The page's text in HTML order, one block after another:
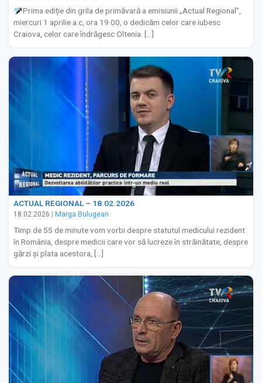
Prima ediție din grila de primăvară a emisiunii „Actual Regional”,
miercuri 1 aprilie a.c, ora 19.00, o dedicăm celor care iubesc
Craiova, celor care îndrăgesc Oltenia. […]
ACTUAL REGIONAL – 18.02.2026
18.02.2026 Marga Bulugean
Timp de 55 de minute vom vorbi despre statutul medicului rezident
în România, despre medicii care vor să lucreze în străinătate, despre
gărzi și plata acestora, […]